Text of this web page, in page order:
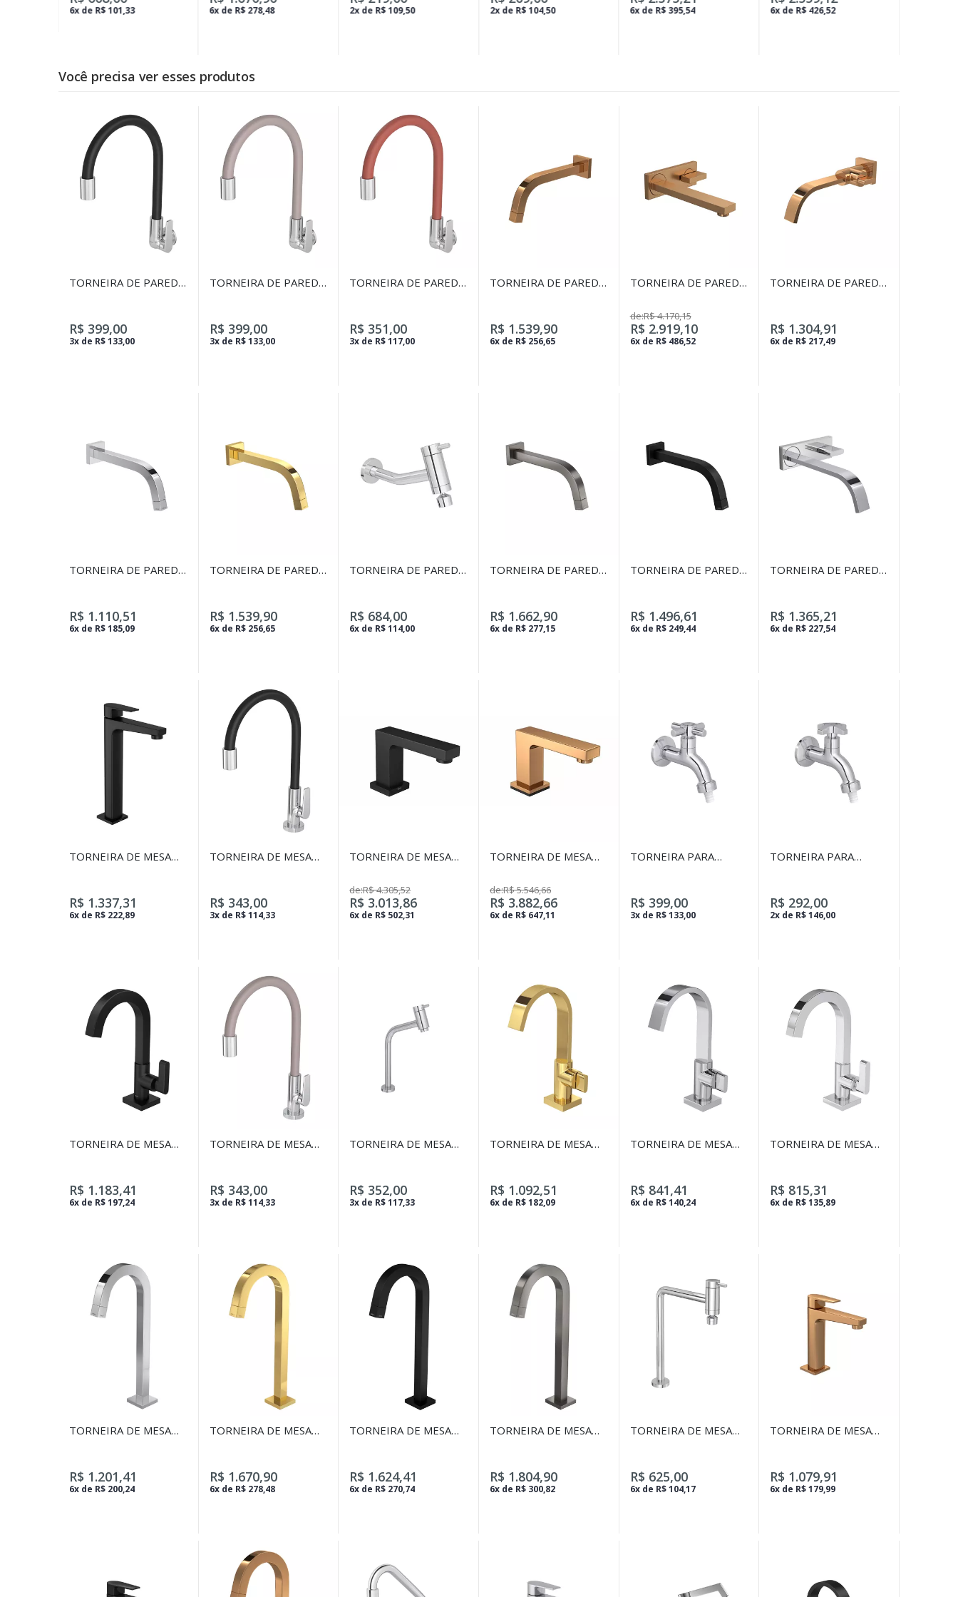
6x de R$ 101,33 6x de R$ 278,48 2x de R$ 109,50 2x de R$ 104,50 6x de R$ 395,54 6x de R$ 426,52
Você precisa ver esses produtos
TORNEIRA DE PAREDE
R$ 399,00
3x de R$ 133,00
TORNEIRA DE PAREDE
FENDI
R$ 399,00
3x de R$ 133,00
TORNEIRA DE PAREDE
TERRACOTA
R$ 351,00
3x de R$ 117,00
TORNEIRA DE PAREDE
R$ 1.539,90
6x de R$ 256,65
TORNEIRA DE PAREDE
LAVATÓRIO DREAM
GOLD MATTE
de:R$ 4.170,15
R$ 2.919,10
6x de R$ 486,52
TORNEIRA DE PAREDE
R$ 1.304,91
6x de R$ 217,49
TORNEIRA DE PAREDE
R$ 1.110,51
6x de R$ 185,09
TORNEIRA DE PAREDE
R$ 1.539,90
6x de R$ 256,65
TORNEIRA DE PAREDE
CROMADO
R$ 684,00
6x de R$ 114,00
TORNEIRA DE PAREDE
ANTRACITE
R$ 1.662,90
6x de R$ 277,15
TORNEIRA DE PAREDE
R$ 1.496,61
6x de R$ 249,44
TORNEIRA DE PAREDE
CROMADO
R$ 1.365,21
6x de R$ 227,54
TORNEIRA DE MESA
BLACK MATTE
R$ 1.337,31
6x de R$ 222,89
TORNEIRA DE MESA
R$ 343,00
3x de R$ 114,33
TORNEIRA DE MESA
BAIXA PARA
LAVATÓRIO UNIC
BLACK MATTE
de:R$ 4.305,52
R$ 3.013,86
6x de R$ 502,31
TORNEIRA DE MESA
BAIXA PARA
LAVATÓRIO UNIC RED
GOLD
de:R$ 5.546,66
R$ 3.882,66
6x de R$ 647,11
TORNEIRA PARA
MANGUEIRA IZY
CROMADO
R$ 399,00
3x de R$ 133,00
TORNEIRA PARA
MANGUEIRA MAX
CROMADO - 1153.C34
R$ 292,00
2x de R$ 146,00
TORNEIRA DE MESA
BLACK MATTE
R$ 1.183,41
6x de R$ 197,24
TORNEIRA DE MESA
MOTION
R$ 343,00
3x de R$ 114,33
TORNEIRA DE MESA
CROMADO
R$ 352,00
3x de R$ 117,33
TORNEIRA DE MESA
GOLD
R$ 1.092,51
6x de R$ 182,09
TORNEIRA DE MESA
CROMADO
R$ 841,41
6x de R$ 140,24
TORNEIRA DE MESA
CROMADO
R$ 815,31
6x de R$ 135,89
TORNEIRA DE MESA
CROMADO
R$ 1.201,41
6x de R$ 200,24
TORNEIRA DE MESA
GOLD
R$ 1.670,90
6x de R$ 278,48
TORNEIRA DE MESA
BLACK MATTE
R$ 1.624,41
6x de R$ 270,74
TORNEIRA DE MESA
DARK ANTRACITE
R$ 1.804,90
6x de R$ 300,82
TORNEIRA DE MESA
COZINHA LINK
CROMADO
R$ 625,00
6x de R$ 104,17
TORNEIRA DE MESA
GOLD
R$ 1.079,91
6x de R$ 179,99